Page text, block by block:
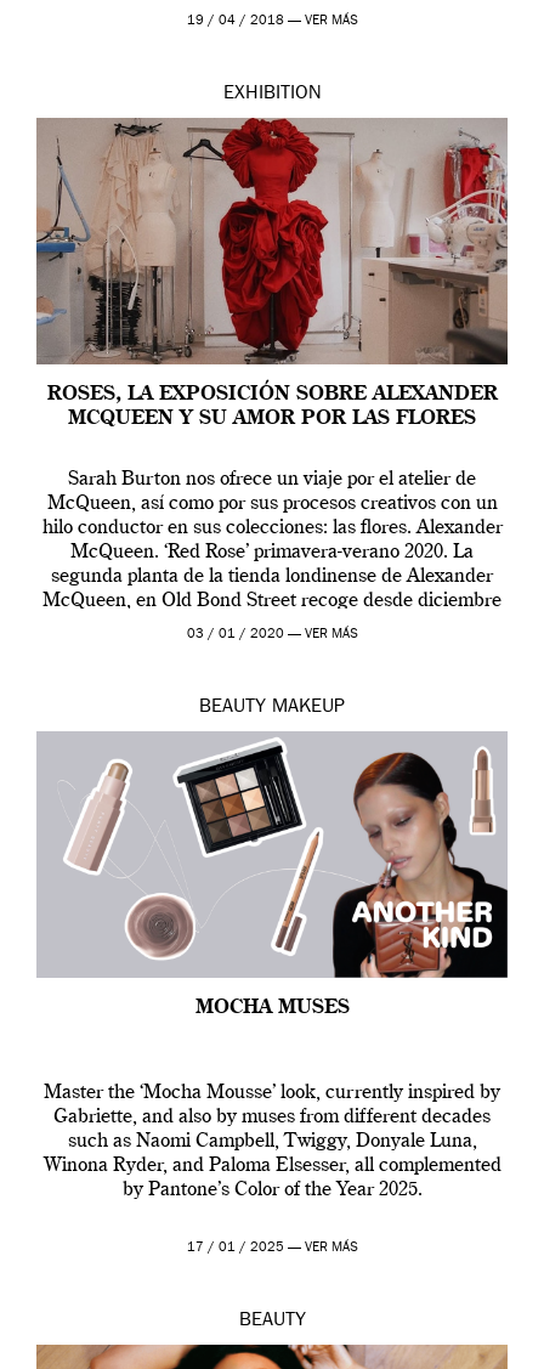
Westwood pasando […]
19 / 04 / 2018 — VER MÁS
EXHIBITION
ROSES, LA EXPOSICIÓN SOBRE ALEXANDER
MCQUEEN Y SU AMOR POR LAS FLORES
Sarah Burton nos ofrece un viaje por el atelier de
McQueen, así como por sus procesos creativos con un
hilo conductor en sus colecciones: las flores. Alexander
McQueen. ‘Red Rose’ primavera-verano 2020. La
segunda planta de la tienda londinense de Alexander
McQueen, en Old Bond Street recoge desde diciembre
de 2019 hasta final de abril […]
03 / 01 / 2020 — VER MÁS
BEAUTY MAKEUP
MOCHA MUSES
Master the ‘Mocha Mousse’ look, currently inspired by
Gabriette, and also by muses from different decades
such as Naomi Campbell, Twiggy, Donyale Luna,
Winona Ryder, and Paloma Elsesser, all complemented
by Pantone’s Color of the Year 2025.
17 / 01 / 2025 — VER MÁS
BEAUTY